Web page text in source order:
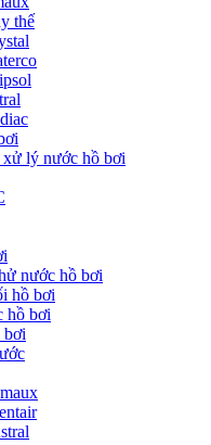
thế
lý nước hồ bơi
nước hồ bơi
hồ bơi
hồ bơi
bơi